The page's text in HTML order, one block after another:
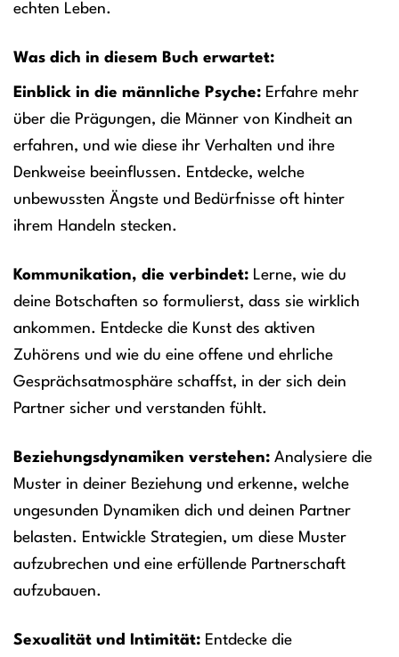
echten Leben.
Was dich in diesem Buch erwartet:
Einblick in die männliche Psyche: Erfahre mehr
über die Prägungen, die Männer von Kindheit an
erfahren, und wie diese ihr Verhalten und ihre
Denkweise beeinflussen. Entdecke, welche
unbewussten Ängste und Bedürfnisse oft hinter
ihrem Handeln stecken.
Kommunikation, die verbindet: Lerne, wie du
deine Botschaften so formulierst, dass sie wirklich
ankommen. Entdecke die Kunst des aktiven
Zuhörens und wie du eine offene und ehrliche
Gesprächsatmosphäre schaffst, in der sich dein
Partner sicher und verstanden fühlt.
Beziehungsdynamiken verstehen: Analysiere die
Muster in deiner Beziehung und erkenne, welche
ungesunden Dynamiken dich und deinen Partner
belasten. Entwickle Strategien, um diese Muster
aufzubrechen und eine erfüllende Partnerschaft
aufzubauen.
Sexualität und Intimität: Entdecke die